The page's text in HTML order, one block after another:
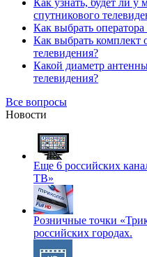
Как узнать, будет ли у
спутникового
Как выбрать
Как выбрать комплект
телевидения?
Какой диаметр
телевидения?
Все вопросы
Новости
Еще 6 российских
ТВ»
Розничные точки
российских городах.